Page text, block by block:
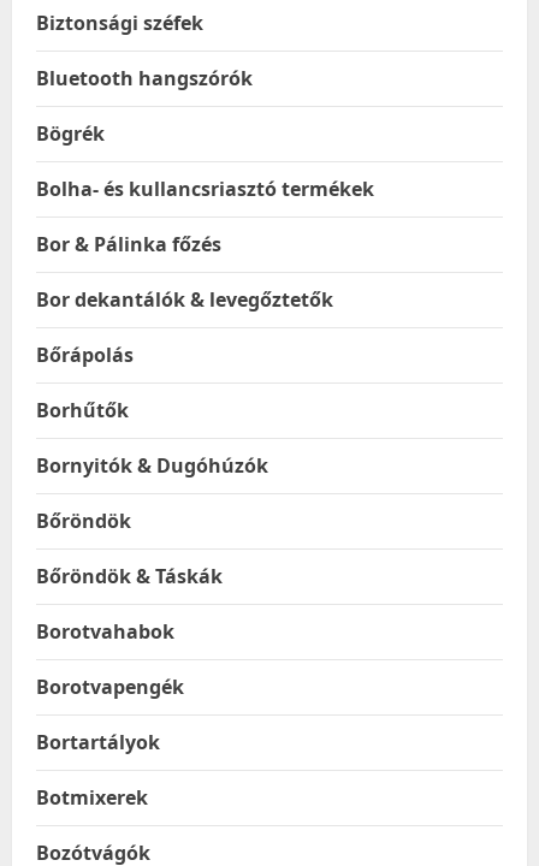
Biztonsági széfek
Bluetooth hangszórók
Bögrék
Bolha- és kullancsriasztó termékek
Bor & Pálinka főzés
Bor dekantálók & levegőztetők
Bőrápolás
Borhűtők
Bornyitók & Dugóhúzók
Bőröndök
Bőröndök & Táskák
Borotvahabok
Borotvapengék
Bortartályok
Botmixerek
Bozótvágók